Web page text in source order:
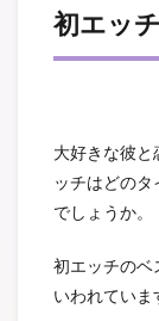
初エッ
大好きな彼と
ッチはどの
でしょうか。
初エッチのベ
いわれていま